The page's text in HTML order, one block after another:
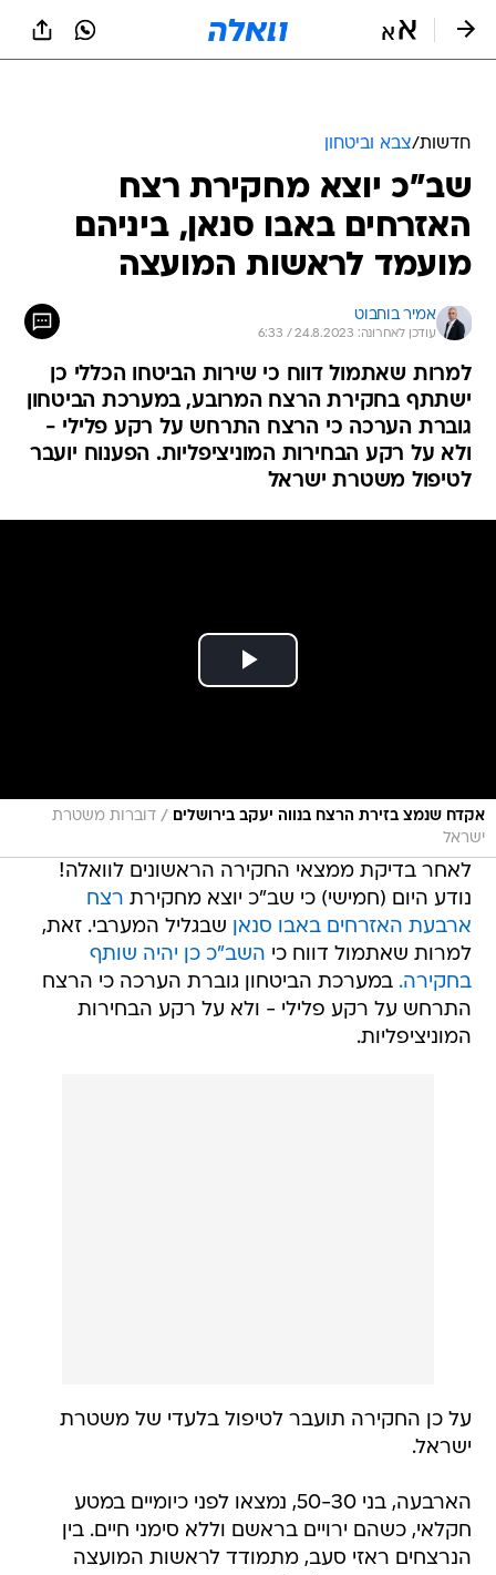
חדשות/צבא וביטחון
שב"כ יוצא מחקירת רצח
האזרחים באבו סנאן, ביניהם
מועמד לראשות המועצה
אמיר בוחבוט
עודכן לאחרונה: 24.8.2023 / 6:33
למרות שאתמול דווח כי שירות הביטחו הכללי כן
ישתתף בחקירת הרצח המרובע, במערכת הביטחון
גוברת הערכה כי הרצח התרחש על רקע פלילי -
ולא על רקע הבחירות המוניציפליות. הפענוח יועבר
לטיפול משטרת ישראל
אקדח שנמצ בזירת הרצח בנווה יעקב בירושלים / דוברות משטרת
ישראל
לאחר בדיקת ממצאי החקירה הראשונים לוואלה!
נודע היום (חמישי) כי שב"כ יוצא מחקירת רצח
ארבעת האזרחים באבו סנאן שבגליל המערבי. זאת,
למרות שאתמול דווח כי השב"כ כן יהיה שותף
בחקירה. במערכת הביטחון גוברת הערכה כי הרצח
התרחש על רקע פלילי - ולא על רקע הבחירות
המוניציפליות.
על כן החקירה תועבר לטיפול בלעדי של משטרת
ישראל.
הארבעה, בני 50-30, נמצאו לפני כיומיים במטע
חקלאי, כשהם ירויים בראשם וללא סימני חיים. בין
הנרצחים ראזי סעב, מתמודד לראשות המועצה